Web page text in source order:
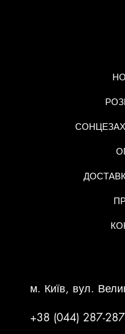
м. Київ, вул.
+38 (044) 287-